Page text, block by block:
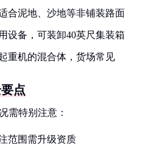
合泥地、沙地等非铺装路面
设备，可装卸40英尺集装箱
重机的混合体，货场常见
点
需特别注意：
范围需升级资质